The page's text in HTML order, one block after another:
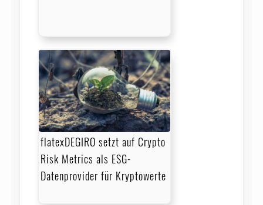
flatexDEGIRO setzt auf Crypto
Risk Metrics als ESG-
Datenprovider für Kryptowerte